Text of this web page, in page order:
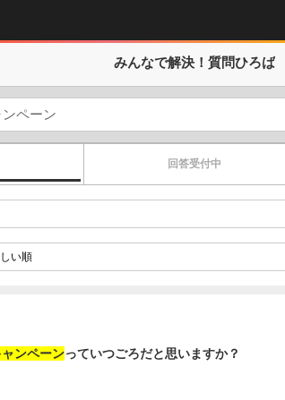
みんなで解決！ 質問ひろば
回答受付中
ャンペーンっていつごろだと思いますか？